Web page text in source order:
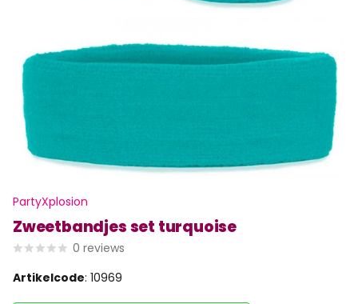
PartyXplosion
Zweetbandjes set turquoise
0 reviews
Artikelcode: 10969